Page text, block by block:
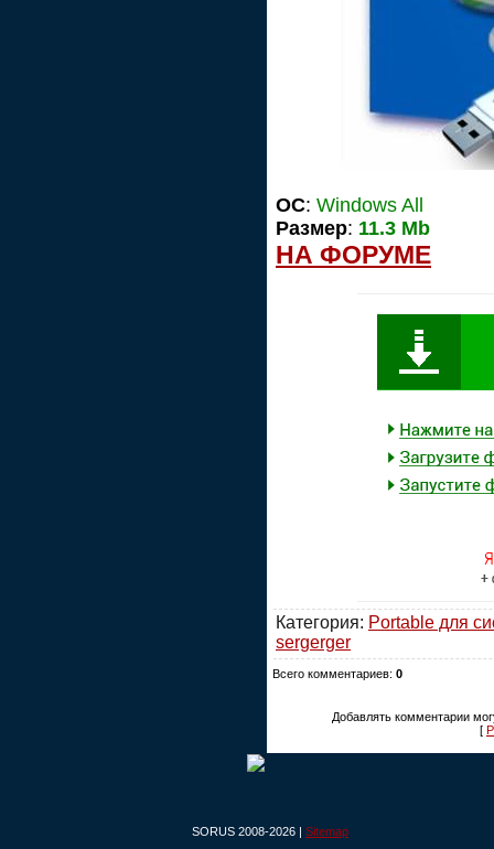
ОС: Windows All
Размер: 11.3 Mb
НА ФОРУМЕ
Категория: Portable для
sergerger
Всего комментариев: 0
Добавлять комментарии
[
SORUS 2008-2026 | Sitemap